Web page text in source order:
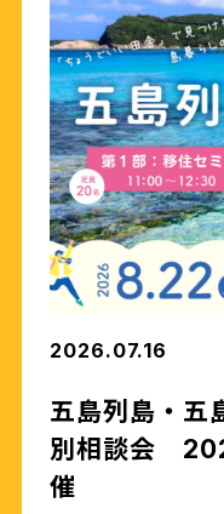
2026.07.16
五島列島・五
別相談会
催